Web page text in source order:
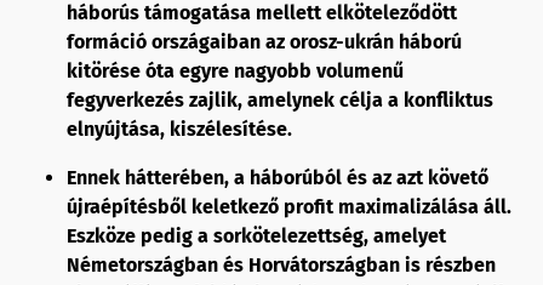
háborús támogatása mellett elköteleződött
formáció országaiban az orosz-ukrán háború
kitörése óta egyre nagyobb volumenű
fegyverkezés zajlik, amelynek célja a konfliktus
elnyújtása, kiszélesítése.
Ennek hátterében, a háborúból és az azt követő
újraépítésből keletkező profit maximalizálása áll.
Eszköze pedig a sorkötelezettség, amelyet
Németországban és Horvátországban is részben